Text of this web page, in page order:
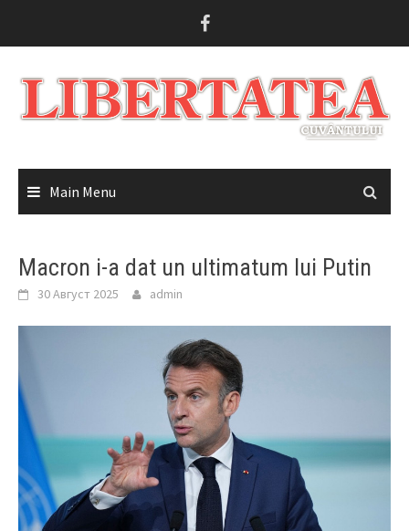
Main Menu
Macron i-a dat un ultimatum lui Putin
30 Август 2025 admin